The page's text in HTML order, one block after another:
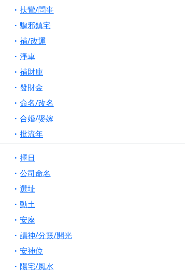
扶鸞/問事
驅邪鎮宅
補/改運
淨車
補財庫
發財金
命名/改名
合婚/娶嫁
批流年
擇日
公司命名
選址
動土
安座
請神/分靈/開光
安神位
陽宅/風水